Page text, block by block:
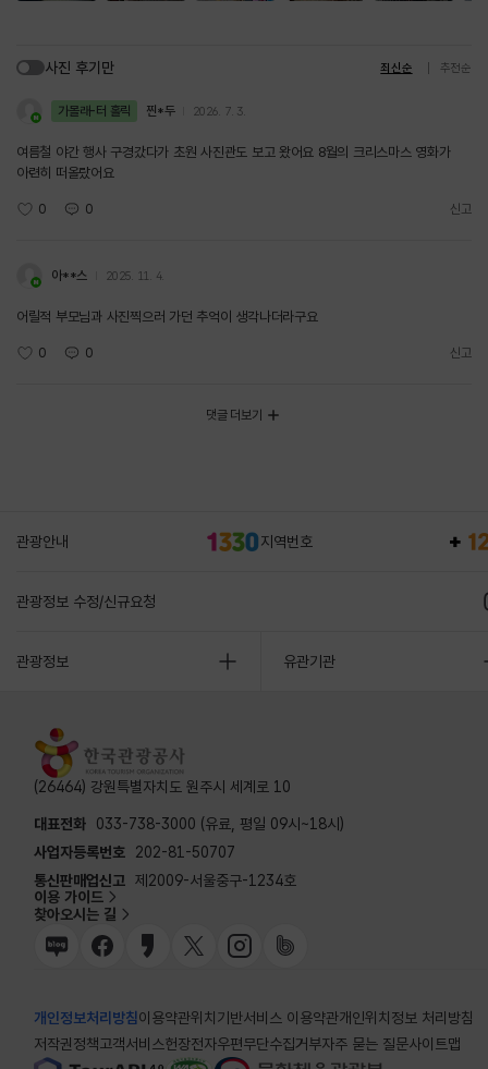
사진 후기만 최신순 추천순
가볼래-터 홀릭 찐*두 2026. 7. 3.
여름철 야간 행사 구경갔다가 초원 사진관도 보고 왔어요 8월의 크리스마스 영화가
아련히 떠올랐어요
0 0 신고
아**스 2025. 11. 4.
어릴적 부모님과 사진찍으러 가던 추억이 생각나더라구요
0 0 신고
댓글 더보기
관광안내 지역번호
관광정보 수정/신규요청
관광정보 유관기관
(26464) 강원특별자치도 원주시 세계로 10
대표전화
033-738-3000 (유료, 평일 09시~18시)
사업자등록번호
202-81-50707
통신판매업신고 제2009-서울중구-1234호
이용 가이드
찾아오시는 길
개인정보처리방침이용약관위치기반서비스 이용약관개인위치정보 처리방침
저작권정책고객서비스헌장전자우편무단수집거부자주 묻는 질문사이트맵